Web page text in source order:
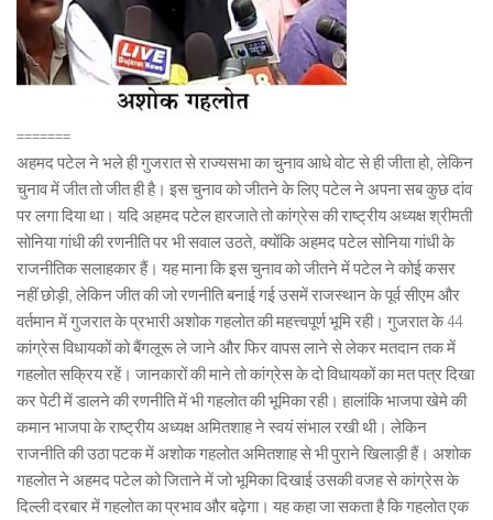
=======
अहमद पटेल ने भले ही गुजरात से राज्यसभा का चुनाव आधे वोट से ही जीता हो, लेकिन
चुनाव में जीत तो जीत ही है। इस चुनाव को जीतने के लिए पटेल ने अपना सब कुछ दांव
पर लगा दिया था। यदि अहमद पटेल हारजाते तो कांग्रेस की राष्ट्रीय अध्यक्ष श्रीमती
सोनिया गांधी की रणनीति पर भी सवाल उठते, क्योंकि अहमद पटेल सोनिया गांधी के
राजनीतिक सलाहकार हैं। यह माना कि इस चुनाव को जीतने में पटेल ने कोई कसर
नहीं छोड़ी, लेकिन जीत की जो रणनीति बनाई गई उसमें राजस्थान के पूर्व सीएम और
वर्तमान में गुजरात के प्रभारी अशोक गहलोत की महत्त्वपूर्ण भूमि रही। गुजरात के 44
कांग्रेस विधायकों को बैंगलूरू ले जाने और फिर वापस लाने से लेकर मतदान तक में
गहलोत सक्रिय रहें। जानकारों की माने तो कांग्रेस के दो विधायकों का मत पत्र दिखा
कर पेटी में डालने की रणनीति में भी गहलोत की भूमिका रही। हालांकि भाजपा खेमे की
कमान भाजपा के राष्ट्रीय अध्यक्ष अमितशाह ने स्वयं संभाल रखी थी। लेकिन
राजनीति की उठा पटक में अशोक गहलोत अमितशाह से भी पुराने खिलाड़ी हैं। अशोक
गहलोत ने अहमद पटेल को जिताने में जो भूमिका दिखाई उसकी वजह से कांग्रेस के
दिल्ली दरबार में गहलोत का प्रभाव और बढ़ेगा। यह कहा जा सकता है कि गहलोत एक